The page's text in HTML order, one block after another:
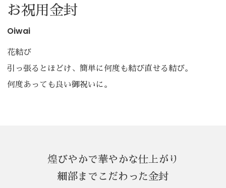
お祝用金封
Oiwai
花結び
引っ張るとほどけ、簡単に何度も結び直せる結び。
何度あっても良い御祝いに。
煌びやかで華やかな仕上がり
細部までこだわった金封